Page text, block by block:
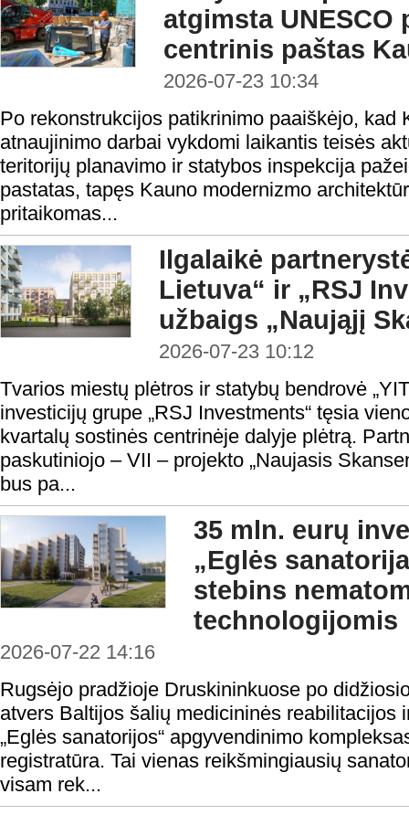
atgimsta UNESCO
centrinis paštas
2026-07-23 10:34
Po rekonstrukcijos patikrinimo paaiškėjo, kad
atnaujinimo darbai vykdomi laikantis teisės
teritorijų planavimo ir statybos inspekcija
pastatas, tapęs Kauno modernizmo
pritaikomas...
Ilgalaikė
Lietuva“ ir „RSJ
užbaigs „Naująjį
2026-07-23 10:12
Tvarios miestų plėtros ir statybų bendrovė
investicijų grupe „RSJ Investments“ tęsia
kvartalų sostinės centrinėje dalyje plėtrą.
paskutiniojo – VII – projekto „Naujasis
bus pa...
35 mln. eurų
„Eglės
stebins
technologijomis
2026-07-22 14:16
Rugsėjo pradžioje Druskininkuose po
atvers Baltijos šalių medicininės reabilitacijos
„Eglės sanatorijos“ apgyvendinimo
registratūra. Tai vienas reikšmingiausių
visam rek...